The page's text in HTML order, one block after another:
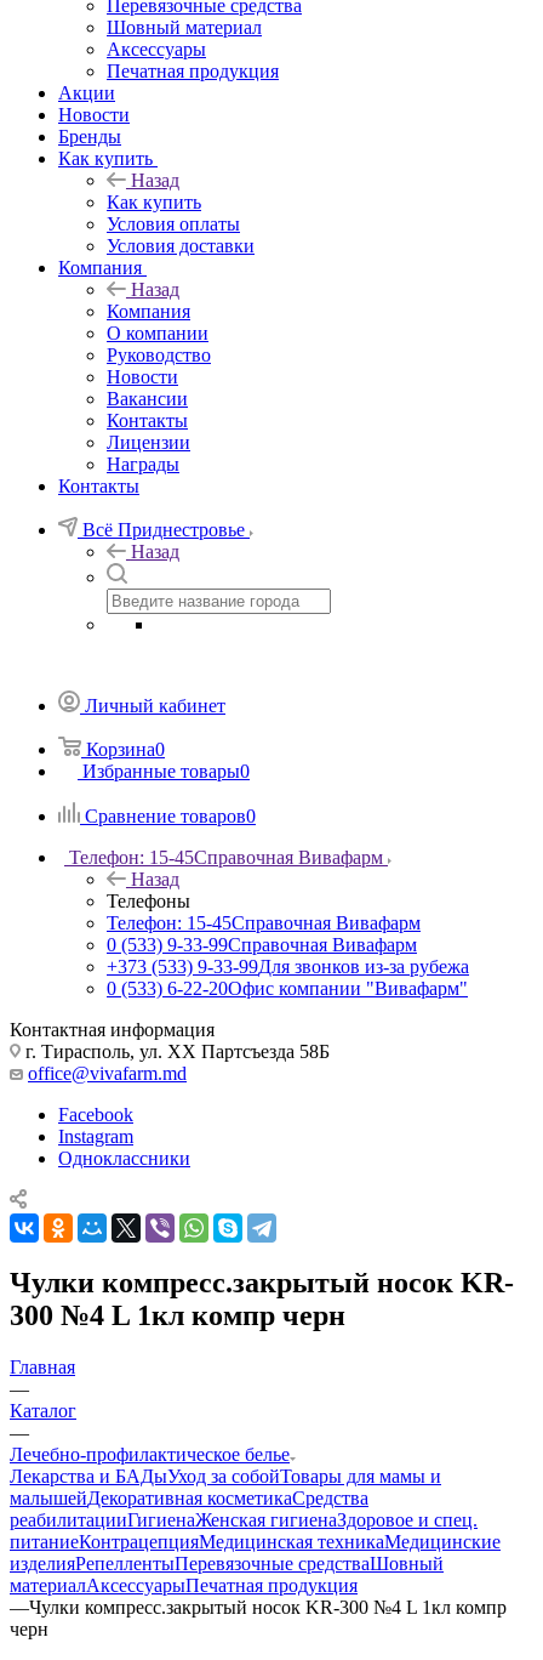
Перевязочные средства
Шовный материал
Аксессуары
Печатная продукция
Акции
Новости
Бренды
Как купить
Назад
Как купить
Условия оплаты
Условия доставки
Компания
Назад
Компания
О компании
Руководство
Новости
Вакансии
Контакты
Лицензии
Награды
Контакты
Всё Приднестровье
Назад
Личный кабинет
Корзина0
Избранные товары0
Сравнение товаров0
Телефон: 15-45Справочная Вивафарм
Назад
Телефоны
Телефон: 15-45Справочная Вивафарм
0 (533) 9-33-99Справочная Вивафарм
+373 (533) 9-33-99Для звонков из-за рубежа
0 (533) 6-22-20Офис компании "Вивафарм"
Контактная информация
г. Тирасполь, ул. ХХ Партсъезда 58Б
office@vivafarm.md
Facebook
Instagram
Одноклассники
Чулки компресс.закрытый носок KR-
300 №4 L 1кл компр черн
Главная
—
Каталог
—
Лечебно-профилактическое белье
Лекарства и БАДыУход за собойТовары для мамы и
малышейДекоративная косметикаСредства
реабилитацииГигиенаЖенская гигиенаЗдоровое и спец.
питаниеКонтрацепцияМедицинская техникаМедицинские
изделияРепеллентыПеревязочные средстваШовный
материалАксессуарыПечатная продукция
—Чулки компресс.закрытый носок KR-300 №4 L 1кл компр
черн